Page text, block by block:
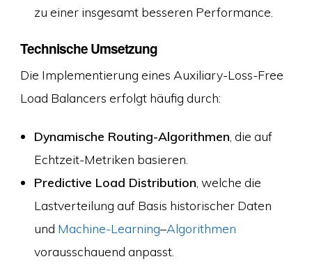
zu einer insgesamt besseren Performance.
Technische Umsetzung
Die Implementierung eines Auxiliary-Loss-Free
Load Balancers erfolgt häufig durch:
Dynamische Routing-Algorithmen , die auf
Echtzeit-Metriken basieren.
Predictive Load Distribution , welche die
Lastverteilung auf Basis historischer Daten
und Machine-Learning–Algorithmen
vorausschauend anpasst.